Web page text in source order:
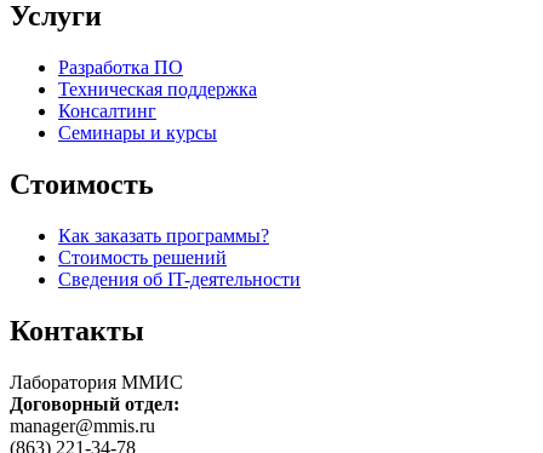
Услуги
Разработка ПО
Техническая поддержка
Консалтинг
Семинары и курсы
Стоимость
Как заказать программы?
Стоимость решений
Сведения об IT-деятельности
Контакты
Лаборатория ММИС
Договорный отдел:
manager@mmis.ru
(863) 221-34-78